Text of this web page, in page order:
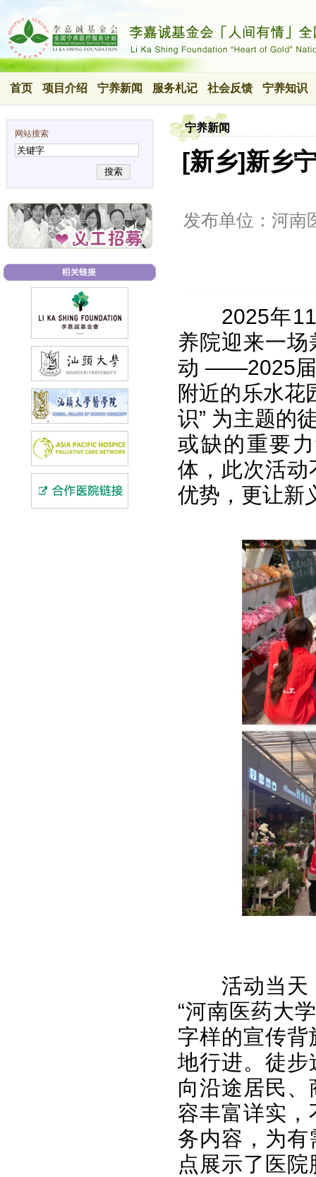
首页 项目介绍 宁养新闻 服务札记 社会反馈 宁养知识
网站搜索
搜索
宁养新闻
[新乡]新乡
发布单位：河南
2025年
养院迎来一
动 ——2025届
附近的乐水花
识” 为主题的
或缺的重要
体，此次活
优势，更让新
活动当天
“河南医药大
字样的宣传
地行进。徒步
向沿途居民
容丰富详实
务内容，为
点展示了医